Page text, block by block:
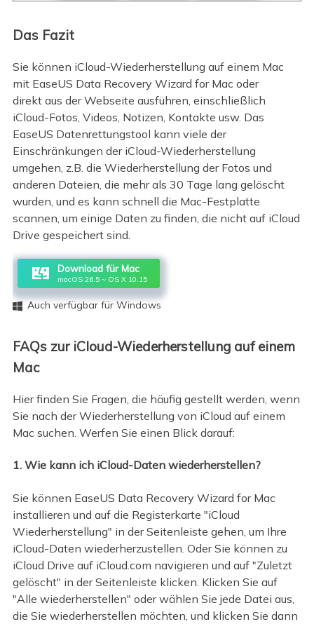
Das Fazit
Sie können iCloud-Wiederherstellung auf einem Mac
mit EaseUS Data Recovery Wizard for Mac oder
direkt aus der Webseite ausführen, einschließlich
iCloud-Fotos, Videos, Notizen, Kontakte usw. Das
EaseUS Datenrettungstool kann viele der
Einschränkungen der iCloud-Wiederherstellung
umgehen, z.B. die Wiederherstellung der Fotos und
anderen Dateien, die mehr als 30 Tage lang gelöscht
wurden, und es kann schnell die Mac-Festplatte
scannen, um einige Daten zu finden, die nicht auf iCloud
Drive gespeichert sind.
Download für Mac
macOS 26.5 ~ OS X 10.15
 Auch verfügbar für Windows
FAQs zur iCloud-Wiederherstellung auf einem
Mac
Hier finden Sie Fragen, die häufig gestellt werden, wenn
Sie nach der Wiederherstellung von iCloud auf einem
Mac suchen. Werfen Sie einen Blick darauf:
1. Wie kann ich iCloud-Daten wiederherstellen?
Sie können EaseUS Data Recovery Wizard for Mac
installieren und auf die Registerkarte "iCloud
Wiederherstellung" in der Seitenleiste gehen, um Ihre
iCloud-Daten wiederherzustellen. Oder Sie können zu
iCloud Drive auf iCloud.com navigieren und auf "Zuletzt
gelöscht" in der Seitenleiste klicken. Klicken Sie auf
"Alle wiederherstellen" oder wählen Sie jede Datei aus,
die Sie wiederherstellen möchten, und klicken Sie dann